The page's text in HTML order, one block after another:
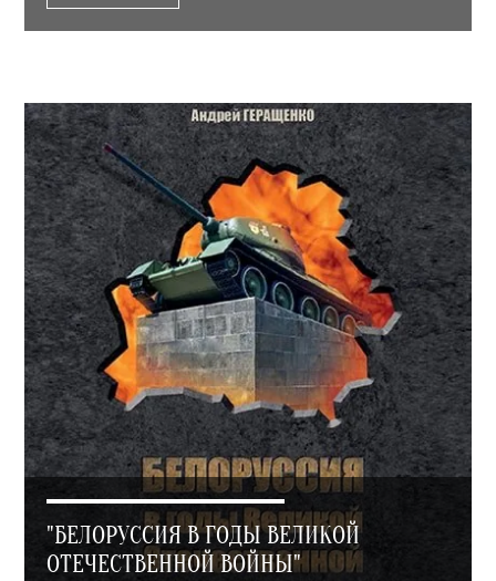
"БЕЛОРУССИЯ В ГОДЫ ВЕЛИКОЙ
ОТЕЧЕСТВЕННОЙ ВОЙНЫ"